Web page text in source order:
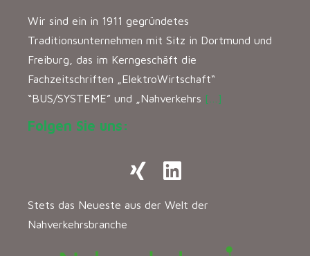
Wir sind ein in 1911 gegründetes
Traditionsunternehmen mit Sitz in Dortmund und
Freiburg, das im Kerngeschäft die
Fachzeitschriften „ElektroWirtschaft“
“BUS/SYSTEME” und „Nahverkehrs […]
Folgen Sie uns:
Stets das Neueste aus der Welt der
Nahverkehrsbranche